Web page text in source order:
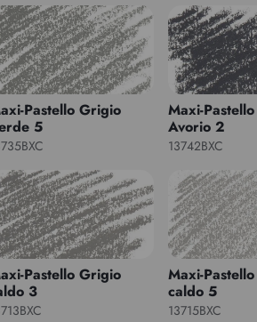
Pastello Grigio
5
Maxi-
Avorio 2
13742BXC
Pastello Grigio
3
Maxi-
caldo 5
13715BXC